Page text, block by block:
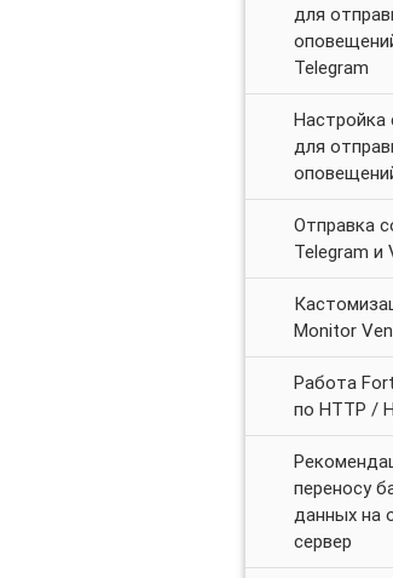
для
Telegram
Настройка
для
Отправка
Telegram и
Monitor
Работа
по HTTP /
переносу
данных на
сервер